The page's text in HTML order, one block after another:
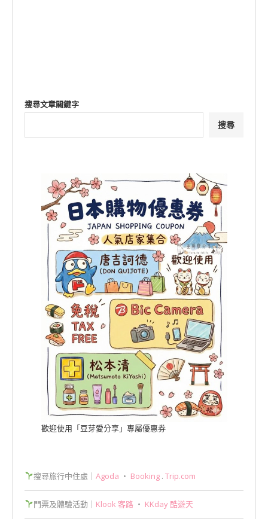
搜尋文章關鍵字
搜尋
歡迎使用「豆芽愛分享」專屬優惠券
搜尋旅行中住處｜ Agoda ‧ Booking. Trip.com
門票及體驗活動｜ Klook 客路‧ KKday 酷遊天